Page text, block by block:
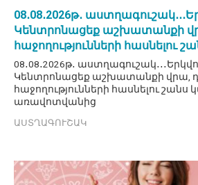
08․08․2026թ․
Կենտրոնացեք աշխատանքի
հաջողությունների հասնելու
08․08․2026թ․
Կենտրոնացեք աշխատանքի վրա,
հաջողությունների հասնելու
առավոտվանից
ԱՍՏՂԱԳՈՒՇԱԿ